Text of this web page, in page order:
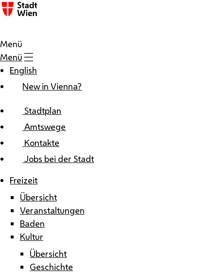
Zum Inhalt
Menü
Menü
English
New in Vienna?
Stadtplan
Amtswege
Kontakte
Jobs bei der Stadt
Freizeit
Übersicht
Veranstaltungen
Baden
Kultur
Übersicht
Geschichte